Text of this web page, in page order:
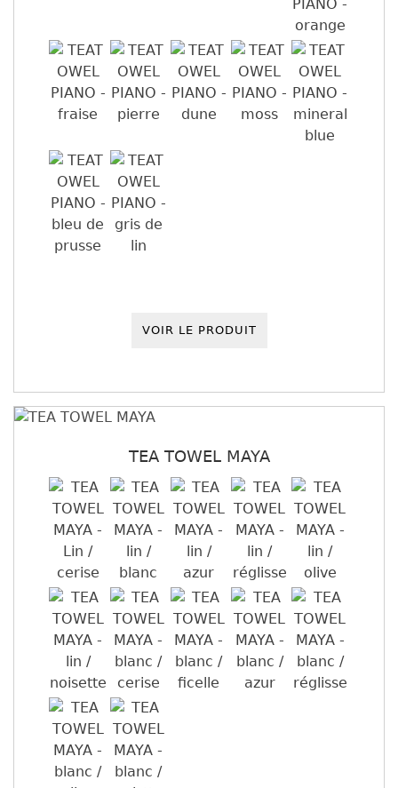
VOIR LE PRODUIT
TEA TOWEL MAYA